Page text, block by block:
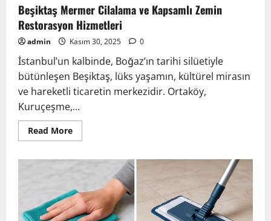
Beşiktaş Mermer Cilalama ve Kapsamlı Zemin
Restorasyon Hizmetleri
admin Kasım 30, 2025 0
İstanbul’un kalbinde, Boğaz’ın tarihi silüetiyle
bütünleşen Beşiktaş, lüks yaşamın, kültürel mirasın
ve hareketli ticaretin merkezidir. Ortaköy,
Kuruçeşme,...
Read MoreRead
more
Kapsamlı
Zemin
Restorasyon
Hizmetleri